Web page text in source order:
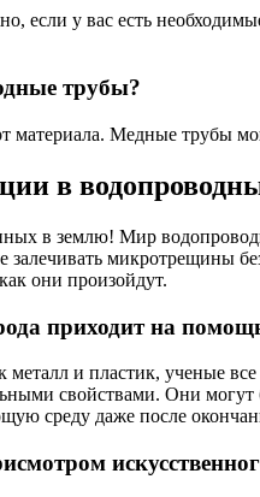
если у вас есть
трубы?
Медные трубы
в
в землю! Мир
микротрещины
они произойдут.
приходит на
и пластик, ученые
свойствами. Они
среду даже после